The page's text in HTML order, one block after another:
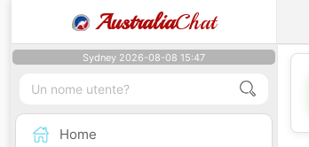
AustraliaChat
Sydney 2026-08-08 15:47
Home